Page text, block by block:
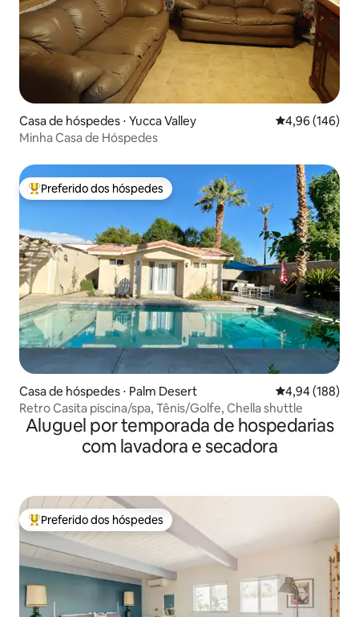
Casa de hóspedes ⋅ Yucca Valley 4,96 de uma
4,96 (146)
Minha Casa de Hóspedes
Entre os melhores preferidos dos hóspedes
Preferido dos hóspedes
Casa de hóspedes ⋅ Palm Desert 4,94 de uma
4,94 (188)
Retro Casita piscina/spa, Tênis/Golfe, Chella shuttle
Aluguel por temporada de hospedarias
com lavadora e secadora
Entre os melhores preferidos dos hóspedes
Preferido dos hóspedes